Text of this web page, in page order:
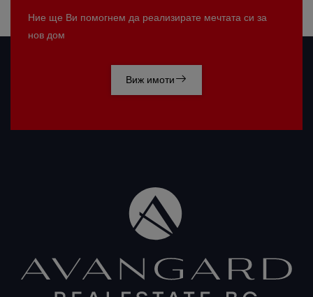
Ние ще Ви помогнем да реализирате мечтата си за
нов дом
Виж имоти